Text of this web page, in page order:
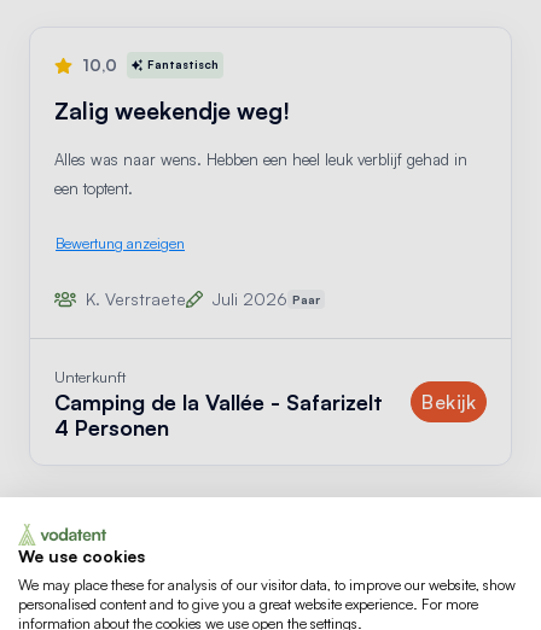
10,0 Fantastisch
Zalig weekendje weg!
Alles was naar wens. Hebben een heel leuk verblijf gehad in
een toptent.
Bewertung anzeigen
K. Verstraete Juli 2026 Paar
Camping de la Vallée - Safarizelt
4 Personen
Unterkunft
Bekijk
Was gibt es auf dem
We use cookies
We may place these for analysis of our visitor data, to improve our website, show
personalised content and to give you a great website experience. For more
information about the cookies we use open the settings.